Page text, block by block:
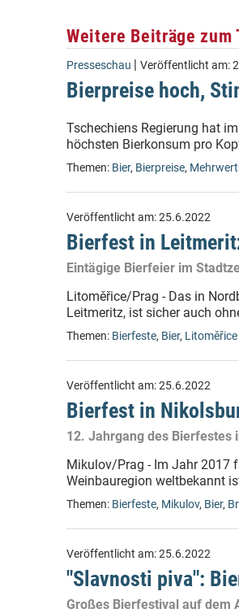
Weitere Beiträge zum
Presseschau | Veröffentlicht am:
Bierpreise hoch,
Tschechiens Regierung hat
höchsten Bierkonsum pro
Themen: Bier, Bierpreise,
Veröffentlicht am:25.6.2022
Bierfest in
Eintägige Bierfeier im
Litoměřice/Prag - Das in
Leitmeritz, ist sicher auch
Themen: Bierfeste, Bier, Litoměřice
Veröffentlicht am:25.6.2022
Bierfest in
12. Jahrgang des
Mikulov/Prag - Im Jahr 2017
Weinbauregion weltbekannt
Themen: Bierfeste, Mikulov, Bier,
Veröffentlicht am:25.6.2022
"Slavnosti piva":
Großes Bierfestival auf dem